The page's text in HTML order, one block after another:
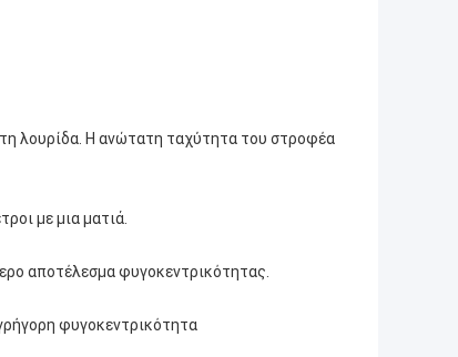
λουρίδα. Η ανώτατη ταχύτητα του στροφέα
με μια ματιά.
αποτέλεσμα φυγοκεντρικότητας.
φυγοκεντρικότητα